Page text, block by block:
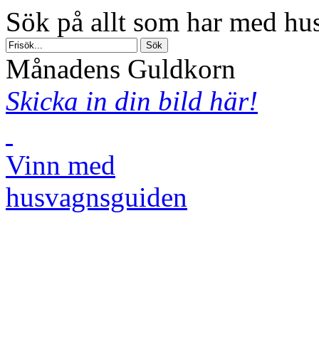
Sök på allt som har med
Månadens Guldkorn
Skicka in din bild här!
Vinn med
husvagnsguiden